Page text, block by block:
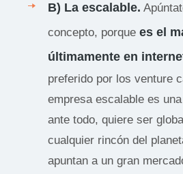
B) La escalable.
concepto, porque es el
últimamente en
preferido por los venture
empresa escalable es
ante todo, quiere ser
cualquier rincón del
apuntan a un gran